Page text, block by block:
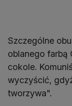
Szczególne
oblanego farbą
cokole.
wyczyścić,
tworzywa".